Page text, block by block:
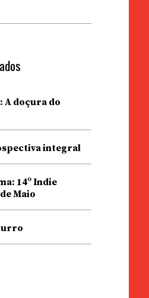
A doçura do
integral
14º Indie
Maio